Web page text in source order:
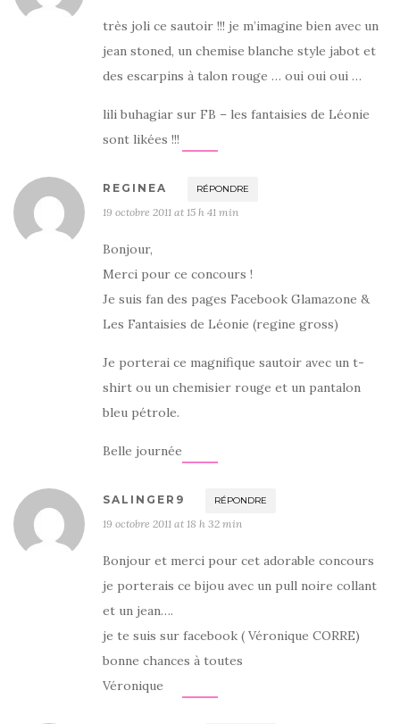
très joli ce sautoir !!! je m’imagine bien avec un
jean stoned, un chemise blanche style jabot et
des escarpins à talon rouge … oui oui oui …
lili buhagiar sur FB – les fantaisies de Léonie
sont likées !!!
REGINEA RÉPONDRE
19 octobre 2011 at 15 h 41 min
Bonjour,
Merci pour ce concours !
Je suis fan des pages Facebook Glamazone &
Les Fantaisies de Léonie (regine gross)
Je porterai ce magnifique sautoir avec un t-
shirt ou un chemisier rouge et un pantalon
bleu pétrole.
Belle journée
SALINGER9 RÉPONDRE
19 octobre 2011 at 18 h 32 min
Bonjour et merci pour cet adorable concours
je porterais ce bijou avec un pull noire collant
et un jean….
je te suis sur facebook ( Véronique CORRE)
bonne chances à toutes
Véronique